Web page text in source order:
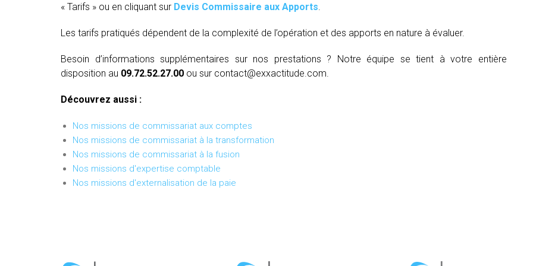
« Tarifs » ou en cliquant sur Devis Commissaire aux Apports.
Les tarifs pratiqués dépendent de la complexité de l’opération et des apports en nature à évaluer.
Besoin d’informations supplémentaires sur nos prestations ? Notre équipe se tient à votre entière
disposition au 09.72.52.27.00 ou sur contact@exxactitude.com.
Découvrez aussi :
Nos missions de commissariat aux comptes
Nos missions de commissariat à la transformation
Nos missions de commissariat à la fusion
Nos missions d'expertise comptable
Nos missions d'externalisation de la paie